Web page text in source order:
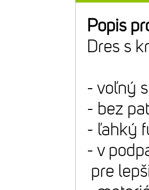
Popis
Dres s
- voľný
- bez
- ľahký
- v
pre